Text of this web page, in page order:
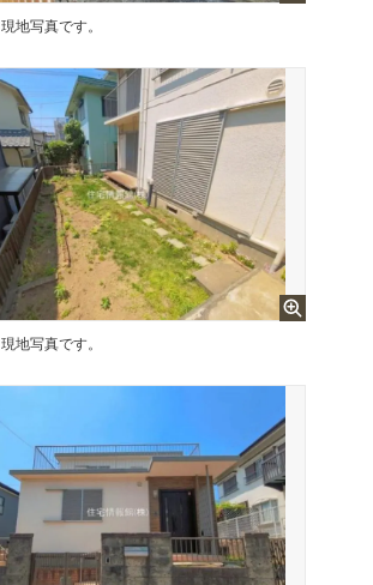
現地写真です。
現地写真です。